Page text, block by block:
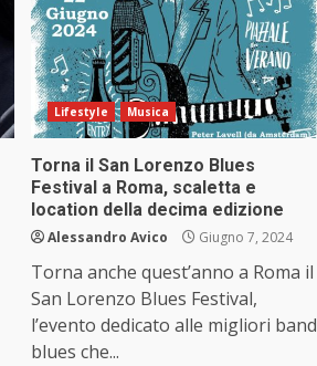
Lifestyle Musica
Torna il San Lorenzo Blues
Festival a Roma, scaletta e
location della decima edizione
Alessandro Avico Giugno 7, 2024
Torna anche quest’anno a Roma il
San Lorenzo Blues Festival,
l’evento dedicato alle migliori band
blues che...